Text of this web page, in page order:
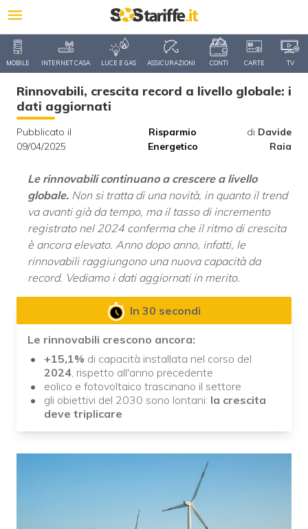
MOBILE INTERNET CASA LUCE E GAS ASSICURAZIONI CONTI CARTE TV
Rinnovabili, crescita record a livello globale: i
dati aggiornati
Pubblicato il
09/04/2025
Risparmio
Energetico
di Davide
Raia
Le rinnovabili continuano a crescere a livello
globale. Non si tratta di una novità, in quanto il trend
va avanti già da tempo, ma il tasso di incremento
registrato nel 2024 conferma che il ritmo di crescita
è ancora elevato. Anno dopo anno, infatti, le
rinnovabili raggiungono una nuova capacità da
record. Vediamo i dati aggiornati in merito.
In 30 secondi
Le rinnovabili crescono ancora:
+15,1% di capacità installata nel corso del
2024, rispetto all'anno precedente
eolico e fotovoltaico trascinano il settore
gli obiettivi del 2030 sono lontani: la crescita
deve triplicare